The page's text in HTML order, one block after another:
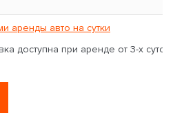
аренды авто на сутки
доступна при аренде от 3-х суток